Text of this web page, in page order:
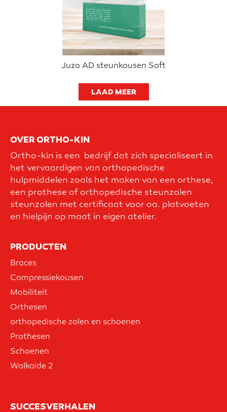
Juzo AD steunkousen Soft
LAAD MEER
OVER ORTHO-KIN
Ortho-kin is een bedrijf dat zich specialiseert in
het vervaardigen van orthopedische
hulpmiddelen zoals het maken van een orthese,
een prothese of orthopedische steunzolen
steunzolen met certificaat voor oa. platvoeten
en hielpijn op maat in eigen atelier.
PRODUCTEN
Braces
Compressiekousen
Mobiliteit
Orthesen
orthopedische zolen en schoenen
Prothesen
Schoenen
Walkaide 2
SUCCESVERHALEN